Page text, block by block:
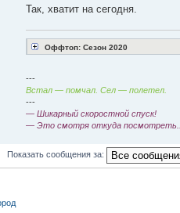
Так, хватит на сегодня.
Оффтоп: Сезон 2020
---
Встал — помчал. Сел — полетел.
---
— Шикарный скоростной спуск!
— Это смотря откуда посмотреть...
Показать сообщения за: